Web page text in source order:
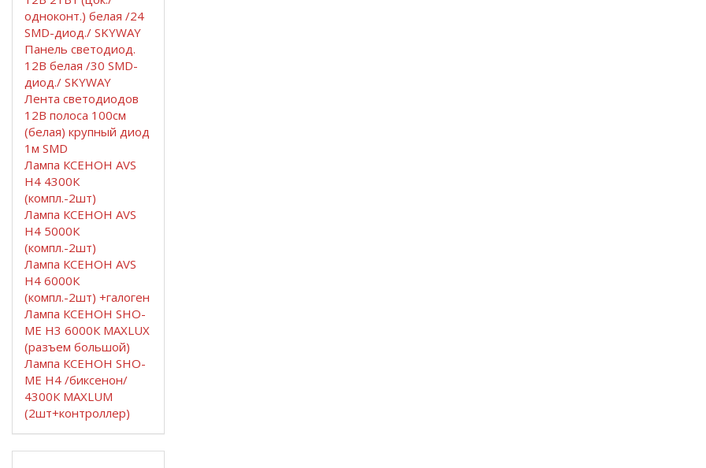
одноконт.) белая /24
SMD-диод./ SKYWAY
Панель светодиод.
12В белая /30 SMD-
диод./ SKYWAY
Лента светодиодов
12В полоса 100см
(белая) крупный диод
1м SMD
Лампа КСЕНОН AVS
H4 4300К
(компл.-2шт)
Лампа КСЕНОН AVS
H4 5000К
(компл.-2шт)
Лампа КСЕНОН AVS
H4 6000К
(компл.-2шт) +галоген
Лампа КСЕНОН SHO-
ME H3 6000К MAXLUX
(разъем большой)
Лампа КСЕНОН SHO-
ME H4 /биксенон/
4300К MAXLUM
(2шт+контроллер)